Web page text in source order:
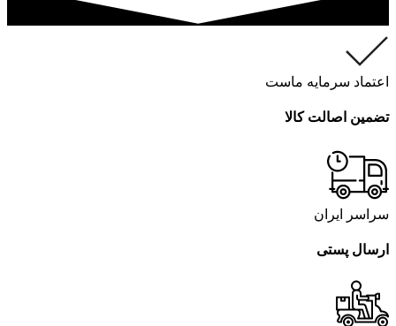
اعتماد سرمایه ماست
تضمین اصالت کالا
سراسر ایران
ارسال پستی